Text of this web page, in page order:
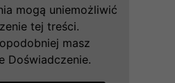
mogą uniemożliwić
tej treści.
masz
Doświadczenie.